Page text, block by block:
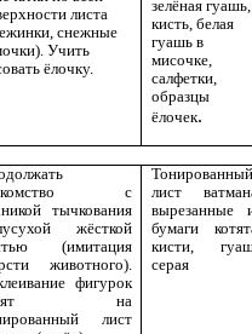
листа
снежные
Учить
ёлочку.
зелёная гуашь,
кисть, белая
гуашь в
мисочке,
салфетки,
образцы
ёлочек.
с
тычкования
жёсткой
(имитация
животного).
фигурок
на
лист
Тонированный
лист
вырезанные
бумаги
кисти,
серая